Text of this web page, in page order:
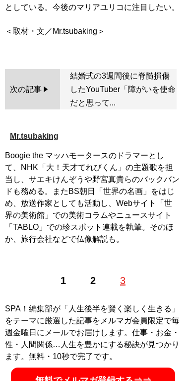
としている。今後のマリアユリコに注目したい。
＜取材・文／Mr.tsubaking＞
次の記事
結婚式の3週間後に脊髄損傷
したYouTuber「障がいを使命
だと思って...
Mr.tsubaking
Boogie the マッハモータースのドラマーとし
て、NHK「大！天才てれびくん」の主題歌を担
当し、サエキけんぞうや野宮真貴らのバックバン
ドも務める。またBS朝日「世界の名画」をはじ
め、放送作家としても活動し、Webサイト「世
界の美術館」での美術コラムやニュースサイト
「TABLO」での珍スポット連載を執筆。そのほ
か、旅行会社などで仏像解説も。
1 2 3
SPA！編集部が「人生後半を賢く楽しく生きる」
をテーマに厳選した記事をメルマガ会員限定で毎
週金曜日にメールでお届けします。仕事・お金・
性・人間関係…人生を豊かにする秘訣が見つかり
ます。無料・10秒で完了です。